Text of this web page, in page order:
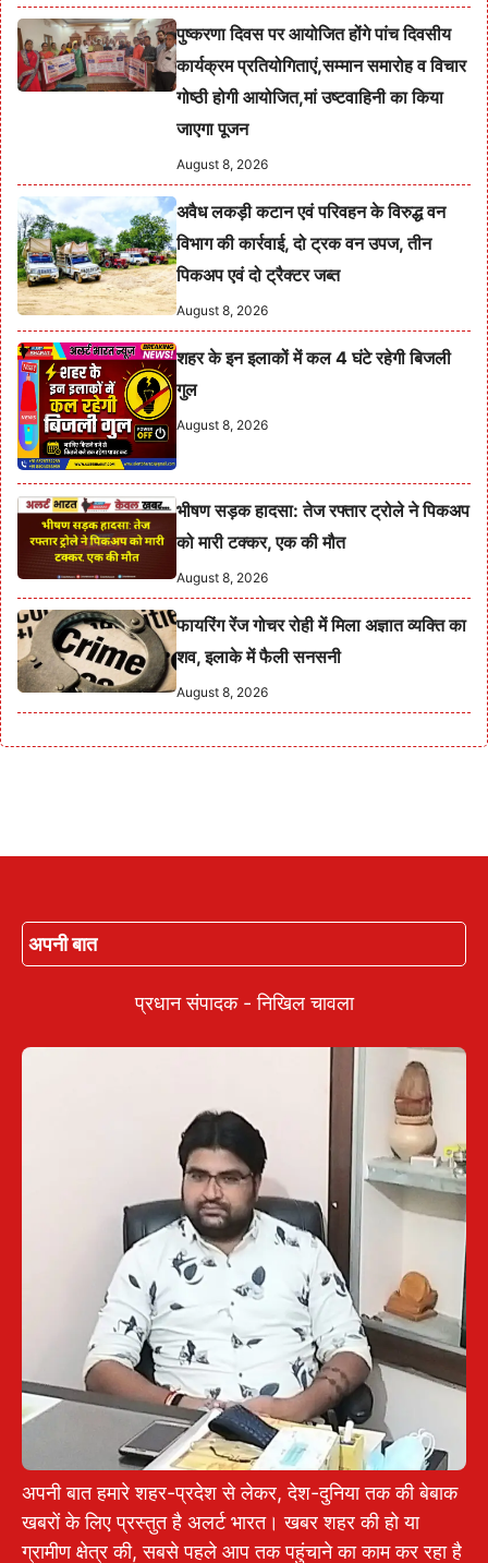
पुष्करणा दिवस पर आयोजित होंगे पांच दिवसीय
कार्यक्रम प्रतियोगिताएं,सम्मान समारोह व विचार
गोष्ठी होगी आयोजित,मां उष्टवाहिनी का किया
जाएगा पूजन
August 8, 2026
अवैध लकड़ी कटान एवं परिवहन के विरुद्ध वन
विभाग की कार्रवाई, दो ट्रक वन उपज, तीन
पिकअप एवं दो ट्रैक्टर जब्त
August 8, 2026
शहर के इन इलाकों में कल 4 घंटे रहेगी बिजली
गुल
August 8, 2026
भीषण सड़क हादसा: तेज रफ्तार ट्रोले ने पिकअप
को मारी टक्कर, एक की मौत
August 8, 2026
फायरिंग रेंज गोचर रोही में मिला अज्ञात व्यक्ति का
शव, इलाके में फैली सनसनी
August 8, 2026
अपनी बात
प्रधान संपादक - निखिल चावला
अपनी बात हमारे शहर-प्रदेश से लेकर, देश-दुनिया तक की बेबाक
खबरों के लिए प्रस्तुत है अलर्ट भारत। खबर शहर की हो या
ग्रामीण क्षेत्र की, सबसे पहले आप तक पहुंचाने का काम कर रहा है